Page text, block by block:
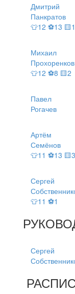
Дмитрий
Панкратов
👕12 ⚽13 🟨1
Михаил
Прохоренков
👕12 ⚽8 🟨2
Павел
Рогачев
Артём
Семёнов
👕11 ⚽13 🟨3
Сергей
👕11 ⚽1
Сергей